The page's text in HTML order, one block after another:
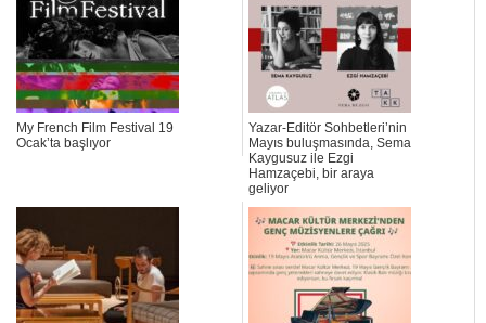
My French Film Festival 19
Ocak’ta başlıyor
Yazar-Editör Sohbetleri’nin
Mayıs buluşmasında, Sema
Kaygusuz ile Ezgi
Hamzaçebi, bir araya
geliyor